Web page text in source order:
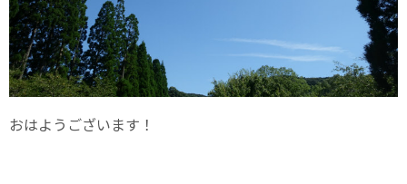
おはようございます！